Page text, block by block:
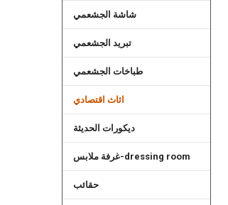
شاشة الجشعمي
تبريد الجشعمي
طباخات الجشعمي
اثاث اقتصادي
ديكورات الحديثة
غرفة ملابس-dressing room
حقائب